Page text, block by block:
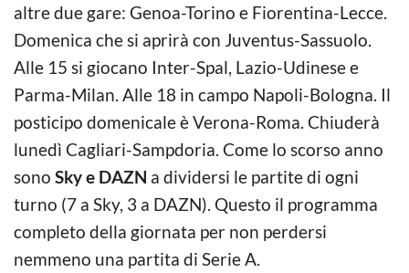
altre due gare: Genoa-Torino e Fiorentina-Lecce.
Domenica che si aprirà con Juventus-Sassuolo.
Alle 15 si giocano Inter-Spal, Lazio-Udinese e
Parma-Milan. Alle 18 in campo Napoli-Bologna. Il
posticipo domenicale è Verona-Roma. Chiuderà
lunedì Cagliari-Sampdoria. Come lo scorso anno
sono Sky e DAZN a dividersi le partite di ogni
turno (7 a Sky, 3 a DAZN). Questo il programma
completo della giornata per non perdersi
nemmeno una partita di Serie A.